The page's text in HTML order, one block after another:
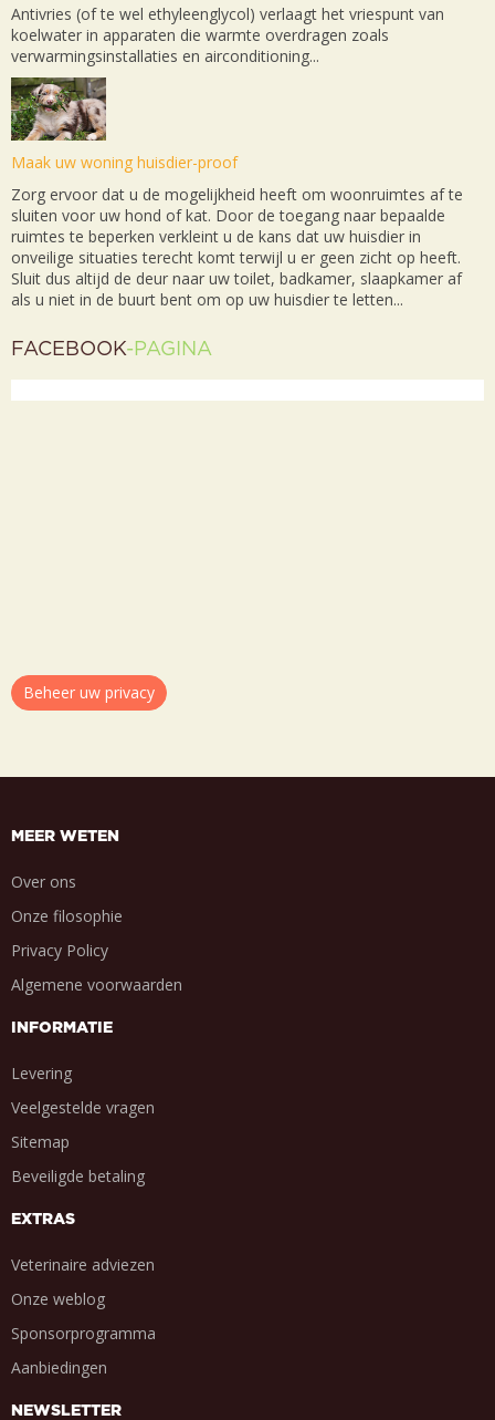
Antivries (of te wel ethyleenglycol) verlaagt het vriespunt van
koelwater in apparaten die warmte overdragen zoals
verwarmingsinstallaties en airconditioning...
Maak uw woning huisdier-proof
Zorg ervoor dat u de mogelijkheid heeft om woonruimtes af te
sluiten voor uw hond of kat. Door de toegang naar bepaalde
ruimtes te beperken verkleint u de kans dat uw huisdier in
onveilige situaties terecht komt terwijl u er geen zicht op heeft.
Sluit dus altijd de deur naar uw toilet, badkamer, slaapkamer af
als u niet in de buurt bent om op uw huisdier te letten...
FACEBOOK-PAGINA
Beheer uw privacy
MEER WETEN
Over ons
Onze filosophie
Privacy Policy
Algemene voorwaarden
INFORMATIE
Levering
Veelgestelde vragen
Sitemap
Beveiligde betaling
EXTRAS
Veterinaire adviezen
Onze weblog
Sponsorprogramma
Aanbiedingen
NEWSLETTER